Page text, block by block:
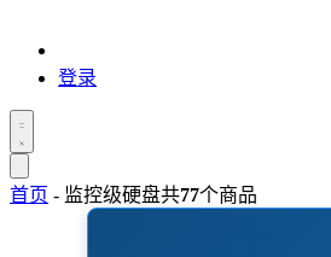
登录
首页 - 监控级硬盘共77个商品